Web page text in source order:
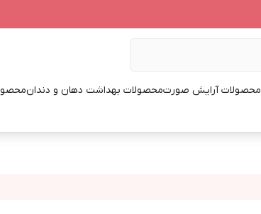
محصولات آرایش صورتمحصولات بهداشت دهان و دندان